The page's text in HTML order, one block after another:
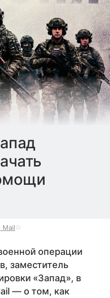
Mail
операции
заместитель
«Запад», в
— о том, как